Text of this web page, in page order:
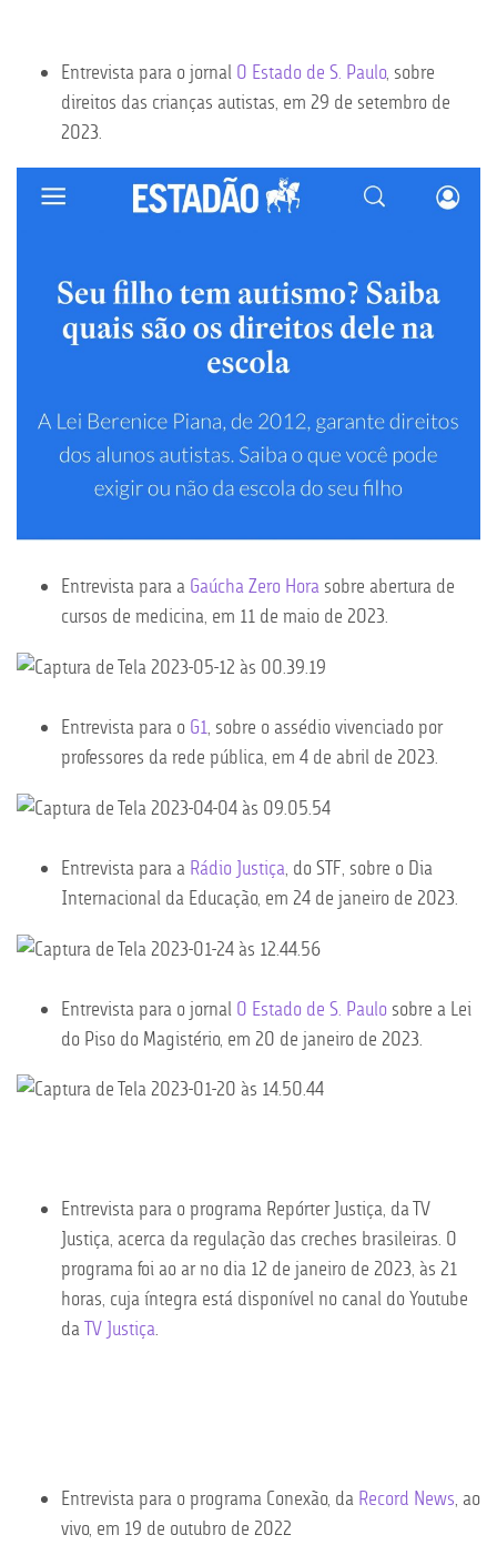
Entrevista para o jornal O Estado de S. Paulo, sobre
direitos das crianças autistas, em 29 de setembro de
2023.
Entrevista para a Gaúcha Zero Hora sobre abertura de
cursos de medicina, em 11 de maio de 2023.
Entrevista para o G1, sobre o assédio vivenciado por
professores da rede pública, em 4 de abril de 2023.
Entrevista para a Rádio Justiça, do STF, sobre o Dia
Internacional da Educação, em 24 de janeiro de 2023.
Entrevista para o jornal O Estado de S. Paulo sobre a Lei
do Piso do Magistério, em 20 de janeiro de 2023.
Entrevista para o programa Repórter Justiça, da TV
Justiça, acerca da regulação das creches brasileiras. O
programa foi ao ar no dia 12 de janeiro de 2023, às 21
horas, cuja íntegra está disponível no canal do Youtube
daTV Justiça.
Entrevista para o programa Conexão, da Record News, ao
vivo, em 19 de outubro de 2022